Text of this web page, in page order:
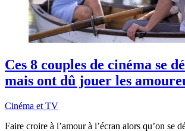
Ces 8 couples de cinéma se
mais ont dû jouer les
Cinéma et TV
Faire croire à l’amour à l’écran alors qu’on se